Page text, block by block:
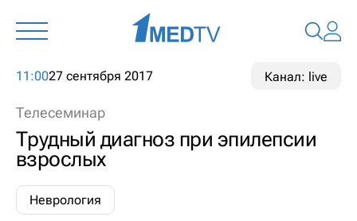
11:0027 сентября 2017 Канал: live
Телесеминар
Трудный диагноз при эпилепсии
взрослых
Неврология